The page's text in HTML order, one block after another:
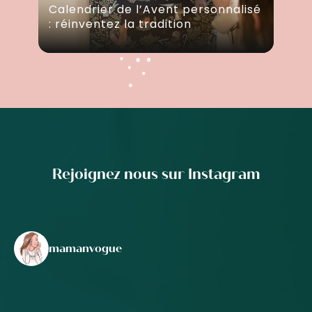
Calendrier de l’Avent personnalisé
: réinventez la tradition
Rejoignez nous sur Instagram
mamanvogue